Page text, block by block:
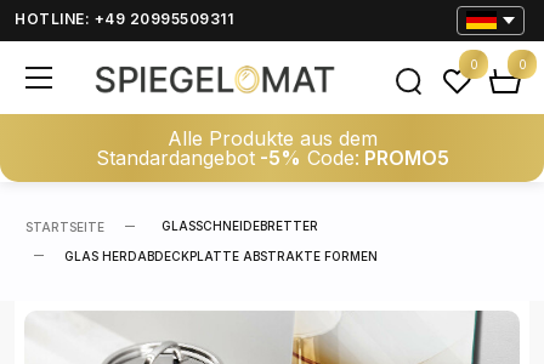
HOTLINE: +49 20995509311
Alle Produkte aus dem
Standardangebot-5% Code: PROMO5
0 0
STARTSEITE GLASSCHNEIDEBRETTER
GLAS HERDABDECKPLATTE ABSTRAKTE FORMEN